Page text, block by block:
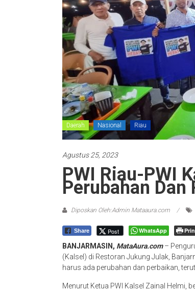
Daerah Nasional Riau
Agustus 25, 2023
PWI Riau-PWI
Perubahan
Diposkan Oleh:Admin Mataaura.com
Share Post WhatsApp
BANJARMASIN, MataAura.com–
(Kalsel) di Restoran Jukung Julak,
harus ada perubahan dan perbaikan,
Menurut Ketua PWI Kalsel Zainal Helmi,